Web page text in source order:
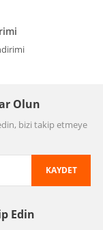
Olun
bizi takip etmeye
KAYDET
Edin